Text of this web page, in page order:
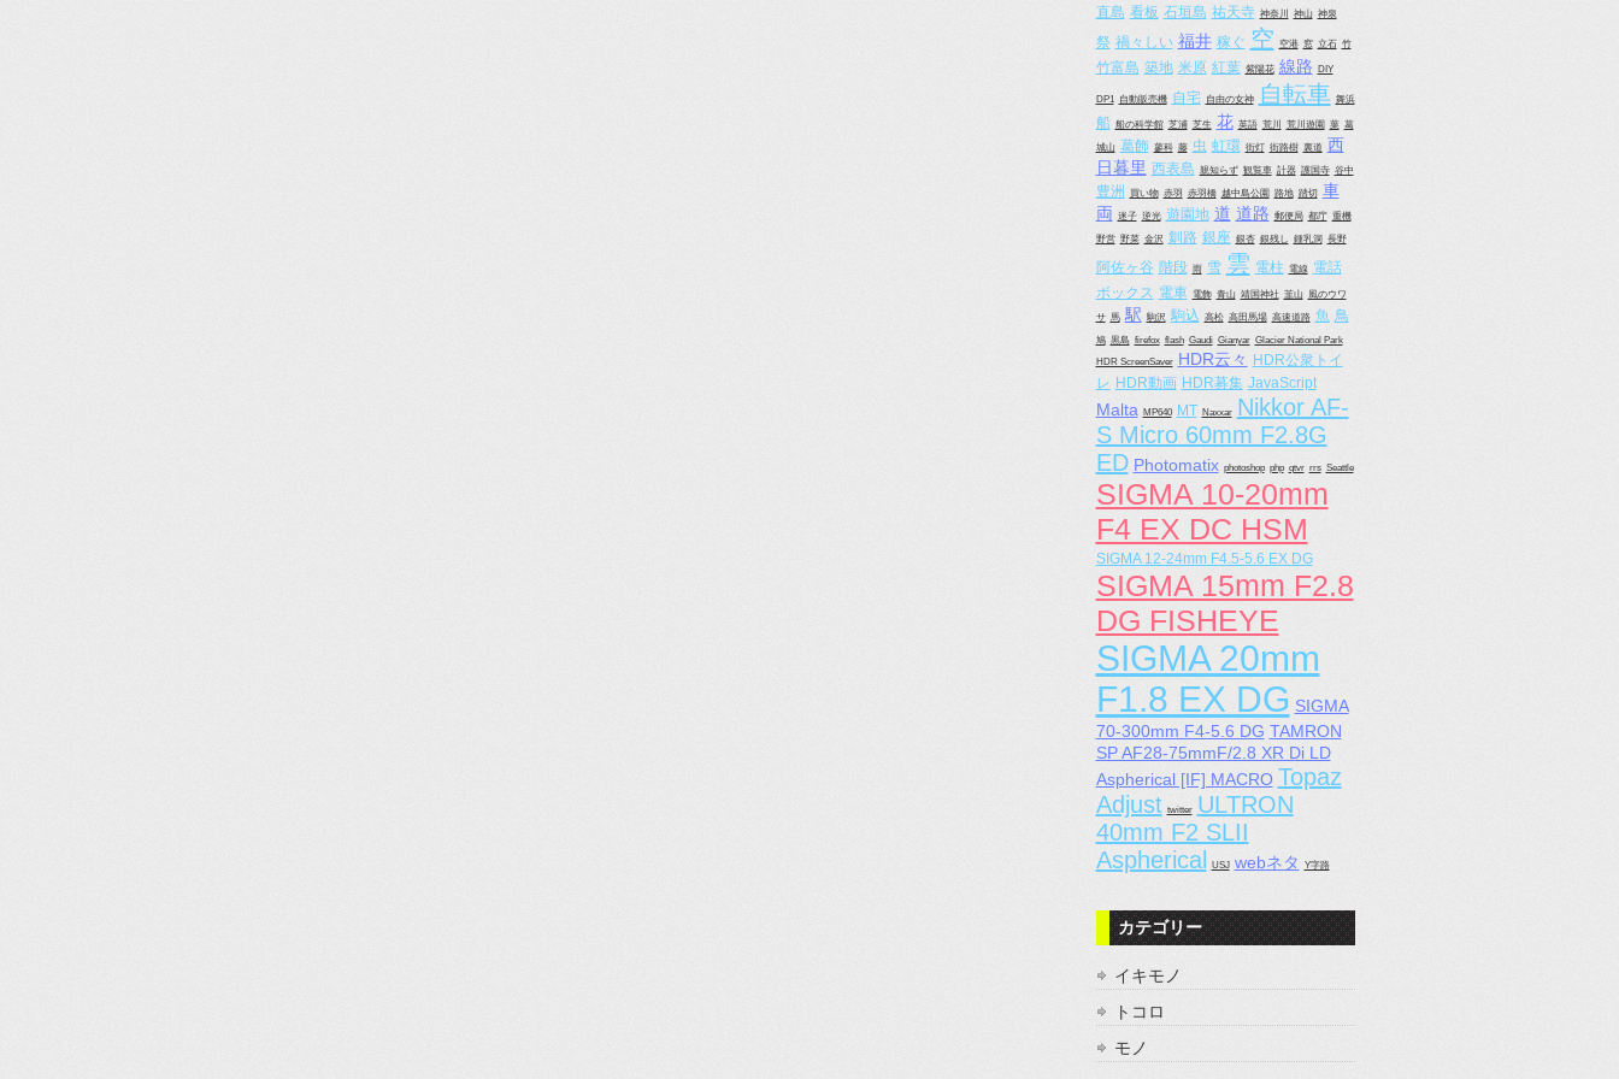
直島 看板 石垣島 祐天寺 神奈川 神山 神泉
祭 禍々しい 福井 稼ぐ 空 空港 窓 立石 竹
竹富島 築地 米原 紅葉 紫陽花 線路 DIY
DP1 自動販売機 自宅 自由の女神 自転車 舞浜
船 船の科学館 芝浦 芝生 花 英語 荒川 荒川遊園 葉 葛
城山 葛飾 蓼科 藤 虫 虹環 街灯 街路樹 裏道 西
日暮里 西表島 親知らず 観覧車 計器 護国寺 谷中
豊洲 買い物 赤羽 赤羽橋 越中島公園 路地 踏切 車
両 迷子 逆光 遊園地 道 道路 郵便局 都庁 重機
野営 野菜 金沢 釧路 銀座 銀杏 銀残し 鍾乳洞 長野
阿佐ヶ谷 階段 雨 雪 雲 電柱 電線
電話
ボックス 電車 電飾 青山 靖国神社 韮山 風のウワ
サ 馬 駅 駒沢 駒込 高松 高田馬場 高速道路 魚 鳥
鳩 黒島 firefox flash Gaudi Gianyar Glacier National Park
HDR ScreenSaver
HDR云々
HDR公衆トイ
レ HDR動画 HDR募集 JavaScript
Malta MP640 MT Naxxar
Nikkor AF-
S Micro 60mm F2.8G
ED Photomatix photoshop php qtvr rrs Seattle
SIGMA 10-20mm
F4 EX DC HSM
SIGMA 12-24mm F4.5-5.6 EX DG
SIGMA 15mm F2.8
DG FISHEYE
SIGMA 20mm
F1.8 EX DG SIGMA
70-300mm F4-5.6 DG TAMRON
SP AF28-75mmF/2.8 XR Di LD
Aspherical [IF] MACRO Topaz
Adjust twitter
ULTRON
40mm F2 SLII
Aspherical
USJ webネタ Y字路
カテゴリー
イキモノ
トコロ
モノ